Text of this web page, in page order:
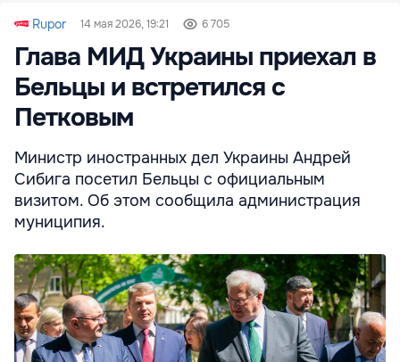
Rupor 14 мая 2026, 19:21 6 705
Глава МИД Украины приехал в
Бельцы и встретился с
Петковым
Министр иностранных дел Украины Андрей
Сибига посетил Бельцы с официальным
визитом. Об этом сообщила администрация
муниципия.